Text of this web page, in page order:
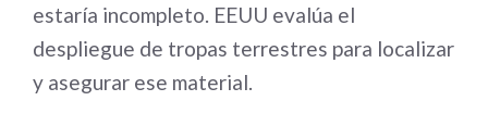
estaría incompleto. EEUU evalúa el
despliegue de tropas terrestres para localizar
y asegurar ese material.